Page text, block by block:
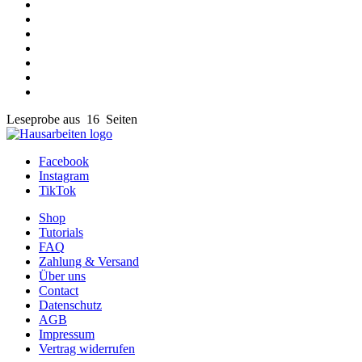
Leseprobe aus 16 Seiten
Facebook
Instagram
TikTok
Shop
Tutorials
FAQ
Zahlung & Versand
Über uns
Contact
Datenschutz
AGB
Impressum
Vertrag widerrufen